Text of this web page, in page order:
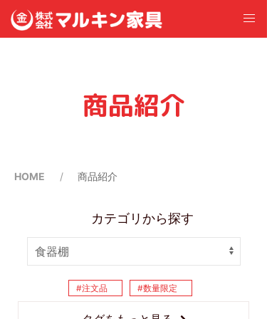
商品紹介
HOME 商品紹介
カテゴリから探す
注文品 数量限定